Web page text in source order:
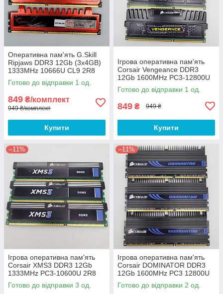
Оперативна пам'ять G.Skill
Ripjaws DDR3 12Gb (3x4GB)
1333MHz 10666U CL9 2R8
(F3-10666CL9T-12GBRL) Б/В
Готово до відправки 1 од.
849 ₴/комплект
949 ₴/комплект
Купити
Ігрова оперативна пам'ять
Corsair Vengeance DDR3
12Gb 1600MHz PC3-12800U
1R8/2R8 CL9
(CMZ12GX3M3A1600C9) Б/В
Готово до відправки 1 од.
849 ₴ 949 ₴
Купити
–11%
Ігрова оперативна пам'ять
Corsair XMS3 DDR3 12Gb
1333MHz PC3-10600U 2R8
CL9 (CMX12GX3M3A1333C9)
Б/В
Готово до відправки 3 од.
–11%
Ігрова оперативна пам'ять
Corsair DOMINATOR DDR3
12Gb 1600MHz PC3 12800U
2R8 CL9
(CMP12GX3M3A1600C9) Б/В
Готово до відправки 2 од.